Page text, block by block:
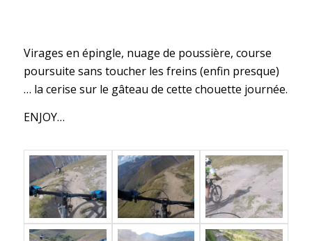
Virages en épingle, nuage de poussière, course
poursuite sans toucher les freins (enfin presque)
… la cerise sur le gâteau de cette chouette journée.
ENJOY…